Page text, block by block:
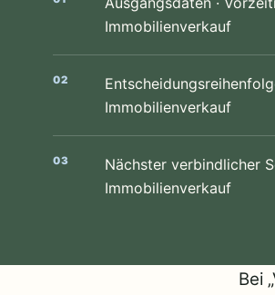
Immobilienverkauf
Immobilienverkauf
Nächster verbindlicher
Immobilienverkauf
Bei